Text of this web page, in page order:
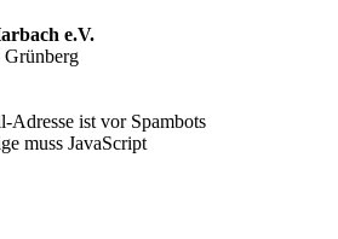
e.V.
Grünberg
Adresse ist vor Spambots
muss JavaScript